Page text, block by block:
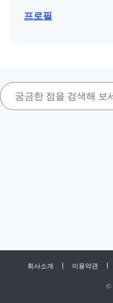
프로필
회사소개 이용약관
©